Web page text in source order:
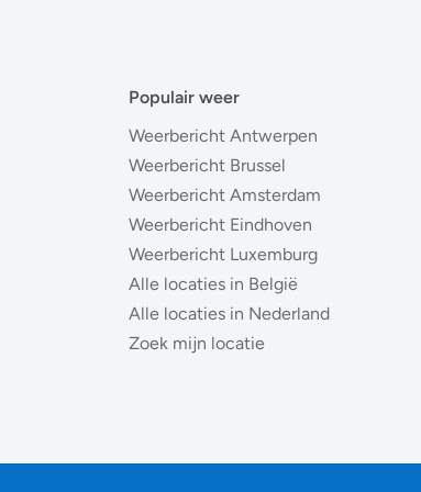
Populair weer
Weerbericht Antwerpen
Weerbericht Brussel
Weerbericht Amsterdam
Weerbericht Eindhoven
Weerbericht Luxemburg
Alle locaties in België
Alle locaties in Nederland
Zoek mijn locatie